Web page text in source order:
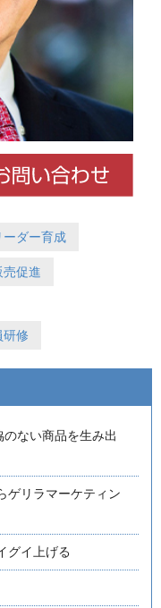
ーダー育成
売促進
研修
ない商品を生み出
リラマーケティン
グイ上げる